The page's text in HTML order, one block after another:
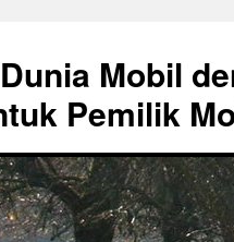
Mobil
Pemilik